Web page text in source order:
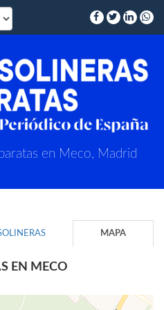
en Meco, Madrid
MAPA
EN MECO